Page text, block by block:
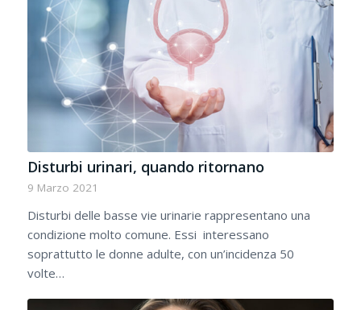
Disturbi urinari, quando ritornano
9 Marzo 2021
Disturbi delle basse vie urinarie rappresentano una
condizione molto comune. Essi interessano
soprattutto le donne adulte, con un’incidenza 50
volte…